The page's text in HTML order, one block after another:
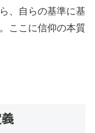
、自らの基準に基
ここに信仰の本質